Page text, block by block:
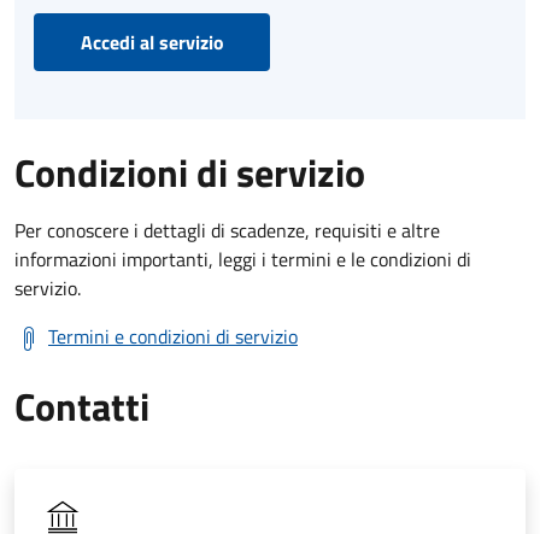
Accedi al servizio
Condizioni di servizio
Per conoscere i dettagli di scadenze, requisiti e altre
informazioni importanti, leggi i termini e le condizioni di
servizio.
Termini e condizioni di servizio
Contatti